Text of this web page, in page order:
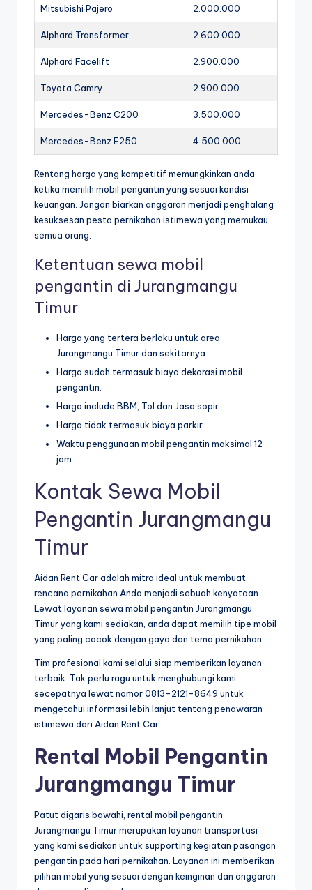
Mitsubishi Pajero 2.000.000
Alphard Transformer 2.600.000
Alphard Facelift 2.900.000
Toyota Camry 2.900.000
Mercedes-Benz C200 3.500.000
Mercedes-Benz E250 4.500.000
Rentang harga yang kompetitif memungkinkan anda
ketika memilih mobil pengantin yang sesuai kondisi
keuangan. Jangan biarkan anggaran menjadi penghalang
kesuksesan pesta pernikahan istimewa yang memukau
semua orang.
Ketentuan sewa mobil
pengantin di Jurangmangu
Timur
Harga yang tertera berlaku untuk area
Jurangmangu Timur dan sekitarnya.
Harga sudah termasuk biaya dekorasi mobil
pengantin.
Harga include BBM, Tol dan Jasa sopir.
Harga tidak termasuk biaya parkir.
Waktu penggunaan mobil pengantin maksimal 12
jam.
Kontak Sewa Mobil
Pengantin Jurangmangu
Timur
Aidan Rent Car adalah mitra ideal untuk membuat
rencana pernikahan Anda menjadi sebuah kenyataan.
Lewat layanan sewa mobil pengantin Jurangmangu
Timur yang kami sediakan, anda dapat memilih tipe mobil
yang paling cocok dengan gaya dan tema pernikahan.
Tim profesional kami selalui siap memberikan layanan
terbaik. Tak perlu ragu untuk menghubungi kami
secepatnya lewat nomor 0813-2121-8649 untuk
mengetahui informasi lebih lanjut tentang penawaran
istimewa dari Aidan Rent Car.
Rental Mobil Pengantin
Jurangmangu Timur
Patut digaris bawahi, rental mobil pengantin
Jurangmangu Timur merupakan layanan transportasi
yang kami sediakan untuk supporting kegiatan pasangan
pengantin pada hari pernikahan. Layanan ini memberikan
pilihan mobil yang sesuai dengan keinginan dan anggaran